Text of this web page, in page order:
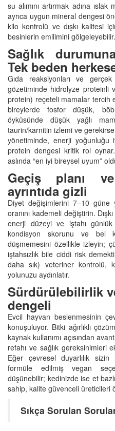
su alımını artırmak adına
ayrıca uygun mineral dengesi
kilo kontrolü ve dışkı kalitesi
besinlerin emilimini gölgeleyebilir.
Sağlık
Tek beden
Gıda reaksiyonları ve
gözetiminde hidrolyze proteinli
protein) reçeteli mamalar tercih
bireylerde fosfor düşük,
öyküsünde düşük yağlı
taurin/karnitin izlemi ve
yönetiminde, enerji
protein dengesi kritik rol
aslında “en iyi bireysel uyum”
Geçiş planı
ayrıntıda gizli
Diyet değişimlerini 7–10 güne
oranını kademeli değiştirin.
enerji düzeyi ve iştahı
kondisyon skorunu ve bel
düşmemesini özellikle izleyin;
iştahsızlık bile ciddi risk
daha sık) veteriner
yolunuzu aydınlatır.
Sürdürülebilirlik
dengeli
Evcil hayvan beslenmesinin
konuşuluyor. Bitki ağırlıklı
kaynak kullanımı açısından
refahı ve sağlık gereksinimleri
Eğer çevresel duyarlılık
formüle edilmiş vegan
düşünebilir; kedinizde ise et
sahip, kalite güvenceli üreticileri
Sıkça Sorulan